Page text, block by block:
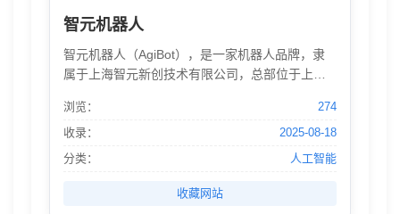
智元机器人
智元机器人（AgiBot），是一家机器人品牌，隶
属于上海智元新创技术有限公司，总部位于上
通用人形机器人，打造世界级智能机器人。
浏览：
274
收录：
2025-08-18
分类：
人工智能
收藏网站